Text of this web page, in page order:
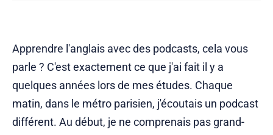
Apprendre l'anglais avec des podcasts, cela vous
parle ? C'est exactement ce que j'ai fait il y a
quelques années lors de mes études. Chaque
matin, dans le métro parisien, j'écoutais un podcast
différent. Au début, je ne comprenais pas grand-